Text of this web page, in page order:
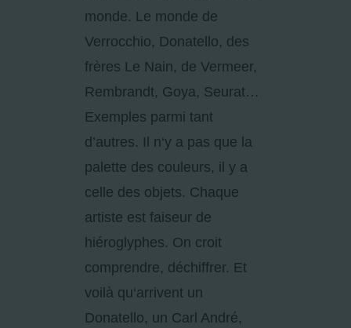
monde. Le monde de
Verrocchio, Donatello, des
frères Le Nain, de Vermeer,
Rembrandt, Goya, Seurat…
Exemples parmi tant
d’autres. Il n‘y a pas que la
palette des couleurs, il y a
celle des objets. Chaque
artiste est faiseur de
hiéroglyphes. On croit
comprendre, déchiffrer. Et
voilà qu‘arrivent un
Donatello, un Carl André,